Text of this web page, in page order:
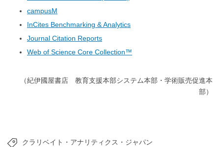
campusM
InCites Benchmarking & Analytics
Journal Citation Reports
Web of Science Core Collection™
（紀伊國屋書店 教育支援本部システム本部・学術販売促進本
部）
クラリベイト・アナリティクス・ジャパン